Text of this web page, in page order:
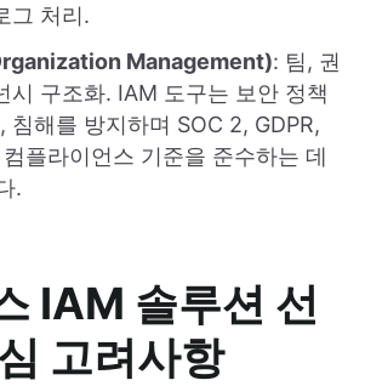
그 처리.
Management): 팀, 권
시 구조화. IAM 도구는 보안 정책
침해를 방지하며 SOC 2, GDPR,
플라이언스 기준을 준수하는 데
.
IAM 솔루션 선
고려사항